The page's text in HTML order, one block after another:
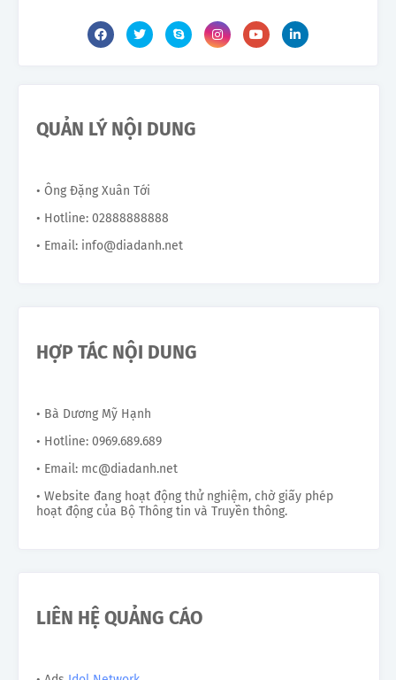
QUẢN LÝ NỘI DUNG
• Ông Đặng Xuân Tới
• Hotline: 02888888888
• Email: info@diadanh.net
HỢP TÁC NỘI DUNG
• Bà Dương Mỹ Hạnh
• Hotline: 0969.689.689
• Email: mc@diadanh.net
• Website đang hoạt động thử nghiệm, chờ giấy phép
hoạt động của Bộ Thông tin và Truyền thông.
LIÊN HỆ QUẢNG CÁO